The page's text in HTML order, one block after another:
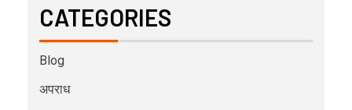
CATEGORIES
Blog
अपराध